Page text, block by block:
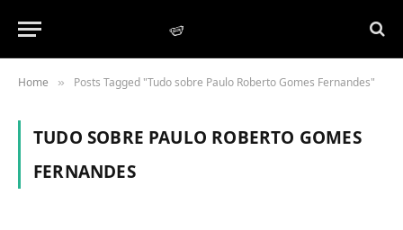
Home » Posts Tagged "Tudo sobre Paulo Roberto Gomes Fernandes"
TUDO SOBRE PAULO ROBERTO GOMES
FERNANDES